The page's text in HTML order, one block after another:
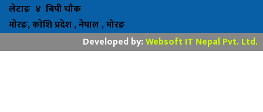
लेटाङ ४ बिपी चाैक
माेरङ, काेशि प्रदेश , नेपाल , मोरङ
Developed by:Websoft IT Nepal Pvt. Ltd.